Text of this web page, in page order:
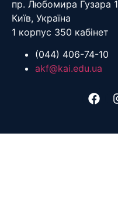
пр. Любомира Гузара 1
Київ, Україна
1 корпус 350 кабінет
(044) 406-74-10
akf@kai.edu.ua